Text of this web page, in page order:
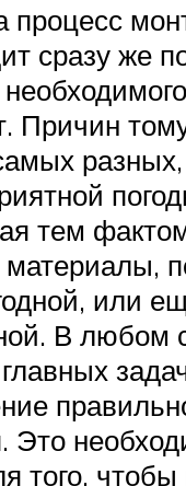
процесс
сразу же
Причин
тем
материалы,
или
В любом
Это
того, чтобы